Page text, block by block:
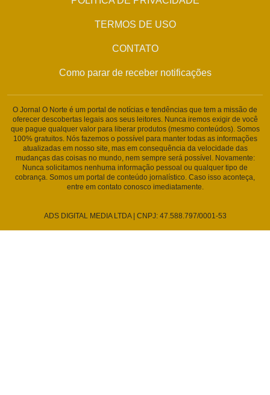
TERMOS DE USO
CONTATO
Como parar de receber notificações
O Jornal O Norte é um portal de notícias e tendências que tem a missão de
oferecer descobertas legais aos seus leitores. Nunca iremos exigir de você
que pague qualquer valor para liberar produtos (mesmo conteúdos). Somos
100% gratuitos. Nós fazemos o possível para manter todas as informações
atualizadas em nosso site, mas em consequência da velocidade das
mudanças das coisas no mundo, nem sempre será possível. Novamente:
Nunca solicitamos nenhuma informação pessoal ou qualquer tipo de
cobrança. Somos um portal de conteúdo jornalístico. Caso isso aconteça,
entre em contato conosco imediatamente.
ADS DIGITAL MEDIA LTDA | CNPJ: 47.588.797/0001-53